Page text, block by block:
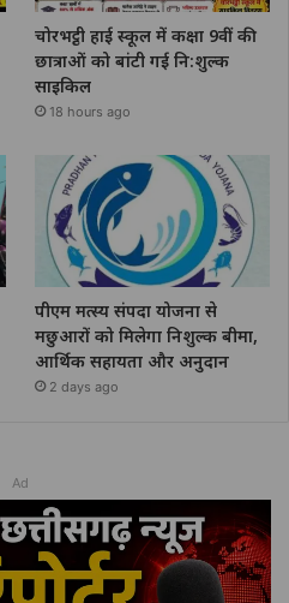
चोरभट्ठी हाई स्कूल में कक्षा 9वीं की
छात्राओं को बांटी गई नि:शुल्क
साइकिल
18 hours ago
पीएम मत्स्य संपदा योजना से
मछुआरों को मिलेगा निशुल्क बीमा,
आर्थिक सहायता और अनुदान
2 days ago
Ad